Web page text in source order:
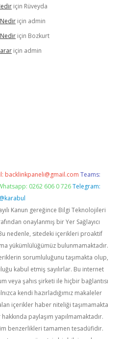
için Rüveyda
Nedir için admin
Nedir için Bozkurt
için admin
backlinkpaneli@gmail.com Teams:
0262 606 0 726 Telegram:
@karabul
Kanun gereğince Bilgi Teknolojileri
onaylanmış bir Yer Sağlayıcı
nedenle, sitedeki içerikleri proaktif
yükümlülüğümüz bulunmamaktadır.
sorumluluğunu taşımakta olup,
kabul etmiş sayılırlar. Bu internet
veya şahıs şirketi ile hiçbir bağlantısı
kendi hazırladığımız makaleler
içerikler haber niteliği taşımamakta
paylaşım yapılmamaktadır.
benzerlikleri tamamen tesadüfidir.